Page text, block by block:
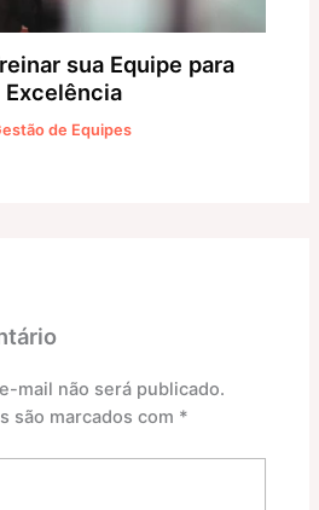
sua Equipe para
de Equipes
mail não será publicado.
são marcados com *